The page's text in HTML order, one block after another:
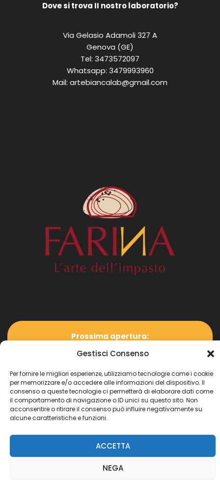
Gestisci Consenso
Per fornire le migliori esperienze, utilizziamo tecnologie come i cookie
per memorizzare e/o accedere alle informazioni del dispositivo. Il
consenso a queste tecnologie ci permetterà di elaborare dati come
il comportamento di navigazione o ID unici su questo sito. Non
acconsentire o ritirare il consenso può influire negativamente su
alcune caratteristiche e funzioni.
ACCETTA
NEGA
Dove si trova II nostro laboratorio?
Via Gelasio Adamoli 327 A
Genova (GE)
Tel: 3473572097
Whatsapp: 3479993960
Mail: artebiancalab@gmail.com
Prossima apertura:
Coming soon
Copyright© ARTE BIANCA LAB SAS Dl CAMPANELLA
CLAUDIO| Piva 02879030993 | Privacy Policy | Cookie
Policy | Designed by